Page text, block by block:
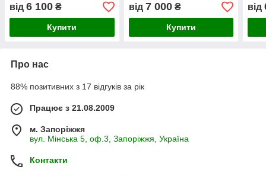
від 6 100 ₴
Купити
від 7 000₴
Купити
від
Про нас
88% позитивних з 17 відгуків за рік
Працює з 21.08.2009
м. Запоріжжя
вул. Мінська 5, оф.3, Запоріжжя, Україна
Контакти